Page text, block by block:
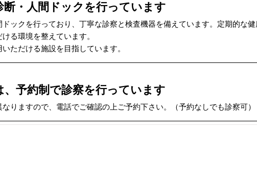
断・人間ドックを行っています
ックを行っており、丁寧な診察と検査機器を備えています。定期的な
る環境を整えています。
ただける施設を目指しています。
、予約制で診察を行っています
りますので、電話でご確認の上ご予約下さい。（予約なしでも診察可）